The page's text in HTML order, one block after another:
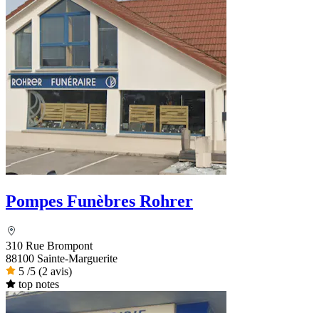
Pompes Funèbres Rohrer
310 Rue Brompont
88100 Sainte-Marguerite
5 /5 (2 avis)
top notes